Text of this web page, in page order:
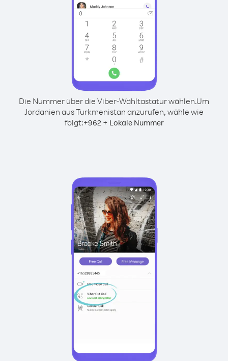
Die Nummer über die Viber-Wähltastatur wählen.Um
Jordanien aus Turkmenistan anzurufen, wähle wie
folgt:+962+ Lokale Nummer